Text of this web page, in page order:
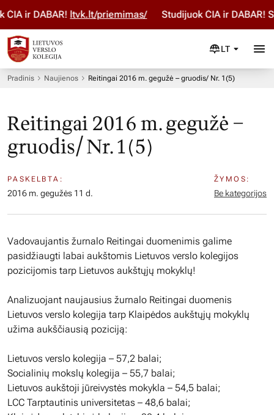
ir DABAR!ltvk.lt/priemimas/ Studijuok ČIA ir DABAR!
LT
Pradinis Naujienos Reitingai 2016 m. gegužė – gruodis/ Nr. 1(5)
Reitingai 2016 m. gegužė –
gruodis/ Nr. 1(5)
PASKELBTA:
2016 m. gegužės 11 d.
ŽYMOS:
Be kategorijos
Vadovaujantis žurnalo Reitingai duomenimis galime
pasidžiaugti labai aukštomis Lietuvos verslo kolegijos
pozicijomis tarp Lietuvos aukštųjų mokyklų!
Analizuojant naujausius žurnalo Reitingai duomenis
Lietuvos verslo kolegija tarp Klaipėdos aukštųjų mokyklų
užima aukščiausią poziciją:
Lietuvos verslo kolegija – 57,2 balai;
Socialinių mokslų kolegija – 55,7 balai;
Lietuvos aukštoji jūreivystės mokykla – 54,5 balai;
LCC Tarptautinis universitetas – 48,6 balai;